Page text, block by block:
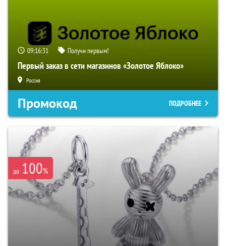
09:16:29 Получи первым!
Первый заказ в сети магазинов «Золотое Яблоко»
Россия
Промокод ПОДРОБНЕЕ
до 100%